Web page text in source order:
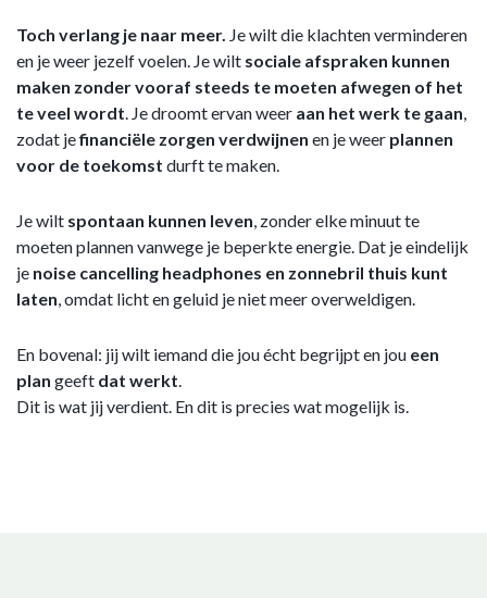
Toch verlang je naar meer. Je wilt die klachten verminderen
en je weer jezelf voelen. Je wilt sociale afspraken kunnen
maken zonder vooraf steeds te moeten afwegen of het
te veel wordt. Je droomt ervan weer aan het werk te gaan,
zodat jefinanciële zorgen verdwijnen en je weer plannen
voor de toekomst durft te maken.
Je wilt spontaan kunnen leven, zonder elke minuut te
moeten plannen vanwege je beperkte energie. Dat je eindelijk
je noise cancelling headphones en zonnebril thuis kunt
laten, omdat licht en geluid je niet meer overweldigen.
En bovenal: jij wilt iemand die jou écht begrijpt en jou een
plan geeft dat werkt.
Dit is wat jij verdient. En dit is precies wat mogelijk is.